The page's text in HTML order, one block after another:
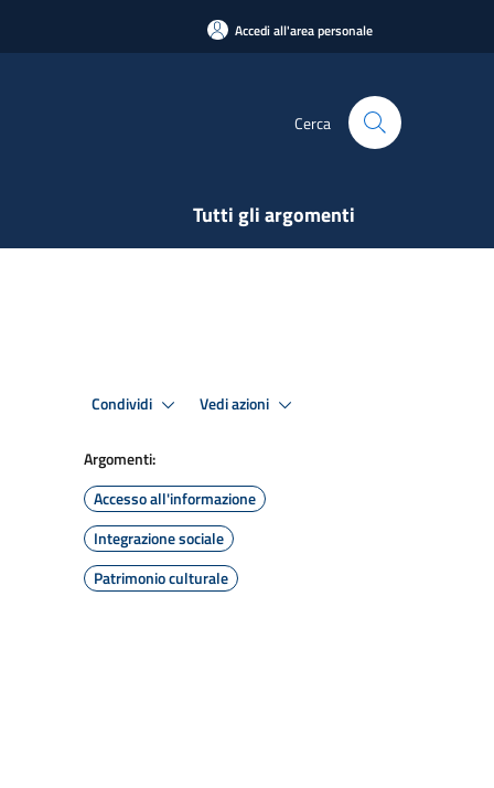
Accedi all'area personale
Cerca
Tutti gli argomenti
Condividi Vedi azioni
Argomenti:
Accesso all'informazione
Integrazione sociale
Patrimonio culturale